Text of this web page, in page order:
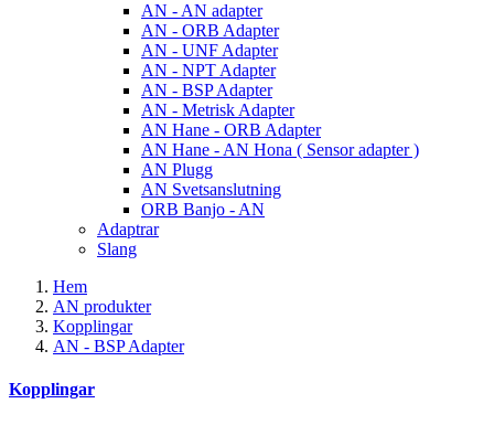
AN - AN adapter
AN - ORB Adapter
AN - UNF Adapter
AN - NPT Adapter
AN - BSP Adapter
AN - Metrisk Adapter
AN Hane - ORB Adapter
AN Hane - AN Hona ( Sensor adapter )
AN Plugg
AN Svetsanslutning
ORB Banjo - AN
Adaptrar
Slang
Hem
AN produkter
Kopplingar
AN - BSP Adapter
Kopplingar